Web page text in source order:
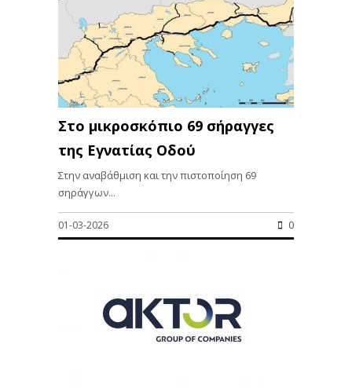
Στο μικροσκόπιο 69 σήραγγες
της Εγνατίας Οδού
Στην αναβάθμιση και την πιστοποίηση 69
σηράγγων...
01-03-2026 0